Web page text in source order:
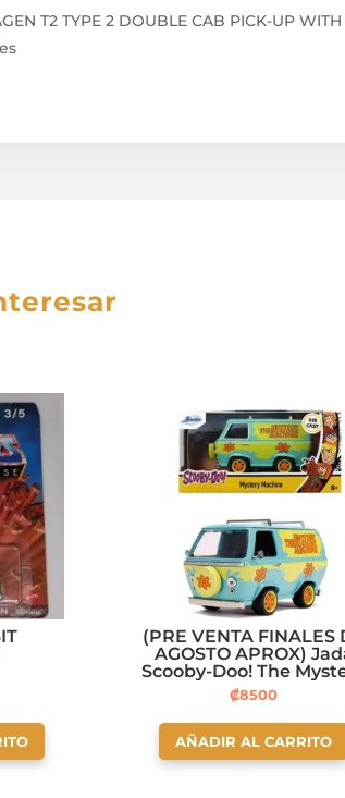
T2 TYPE 2 DOUBLE CAB PICK-UP
(PRE VENTA FINALES
AGOSTO APROX)
Scooby-Doo! The
Machine – Green –
Hollywood Rides
₡8500
AÑADIR AL CARRITO